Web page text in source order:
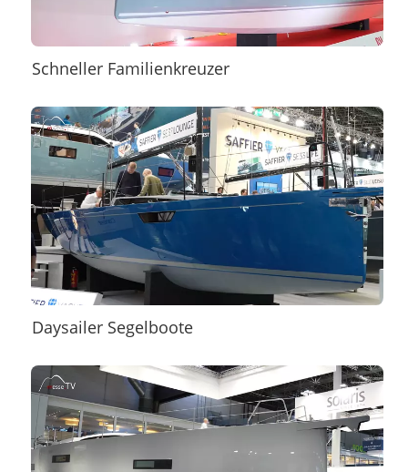
Schneller Familienkreuzer
Daysailer Segelboote